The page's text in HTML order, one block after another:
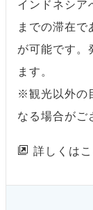
インドネシア
までの滞在で
が可能です。
ます。
※観光以外の
なる場合がご
詳しくは